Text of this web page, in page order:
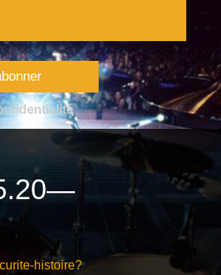
histoire?